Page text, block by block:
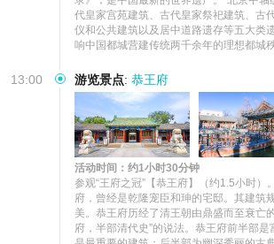
代皇家宫苑建筑、古代皇家祭祀建筑、古
仪和公共建筑以及居中道路遗存等五大类
响中国都城营建传统两千余年的理想都城秩
13:00 游览景点: 恭王府
活动时间：约1小时30分钟
参观“王府之冠”【恭王府】（约1.5小时）
府，曾经是乾隆宠臣和珅的宅邸。其建筑
美。恭王府历经了清王朝由鼎盛而至衰亡
府，半部清代史”的说法。恭王府前半部